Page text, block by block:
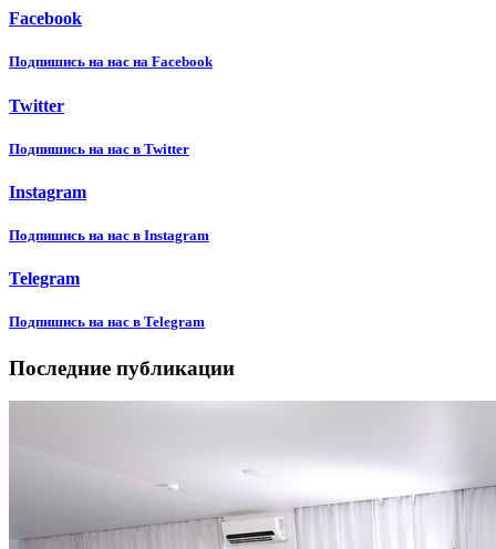
Facebook
Подпишиcь на нас на Facebook
Twitter
Подпишиcь на нас в Twitter
Instagram
Подпишиcь на нас в Instagram
Telegram
Подпишиcь на нас в Telegram
Последние публикации